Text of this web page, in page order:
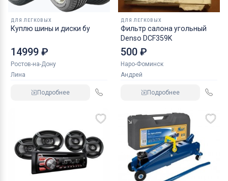
ДЛЯ ЛЕГКОВЫХ
Куплю шины и диски бу
14999 ₽
Ростов-на-Дону
Лина
Подробнее
ДЛЯ ЛЕГКОВЫХ
Фильтр салона угольный
Denso DCF359K
500 ₽
Наро-Фоминск
Андрей
Подробнее